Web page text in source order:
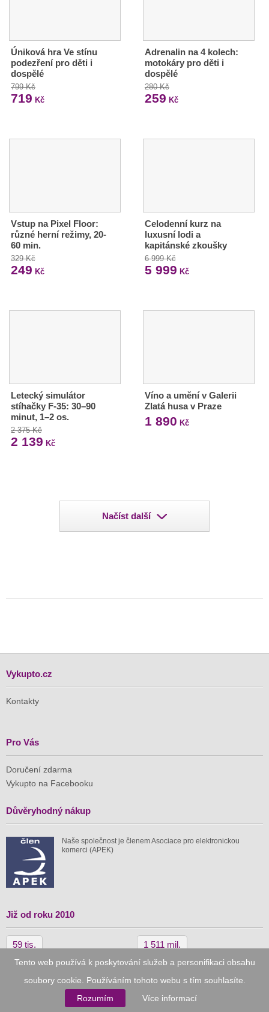
Tento web používá k poskytování služeb a personifikaci obsahu
soubory cookie. Používáním tohoto webu s tím souhlasíte.
Rozumím
Více informací
Úniková hra Ve stínu
podezření pro děti i
dospělé
799 Kč
719 Kč
Adrenalin na 4 kolech:
motokáry pro děti i
dospělé
280 Kč
259 Kč
Vstup na Pixel Floor:
různé herní režimy, 20-
60 min.
329 Kč
249 Kč
Celodenní kurz na
luxusní lodi a
kapitánské zkoušky
6 999 Kč
5 999 Kč
Letecký simulátor
stíhačky F-35: 30–90
minut, 1–2 os.
2 375 Kč
2 139 Kč
Víno a umění v Galerii
Zlatá husa v Praze
1 890 Kč
Načíst další
Vykupto.cz
Kontakty
Pro Vás
Doručení zdarma
Vykupto na Facebooku
Důvěryhodný nákup
Naše společnost je členem Asociace pro elektronickou
komerci (APEK)
Již od roku 2010
59 tis.
spuštěných nabídek
1 511 mil.
ušetřeno nákupy
© 2010–2026Vykupto.cz , Všechna práva vyhrazena.